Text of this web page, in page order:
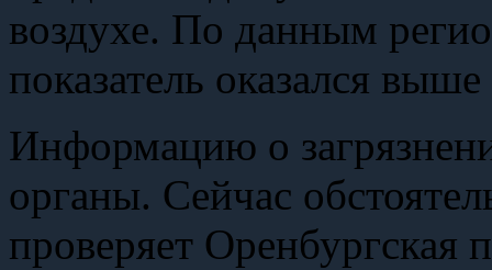
воздухе. По данным
показатель оказался
Информацию о
органы. Сейчас
проверяет Оренбургская